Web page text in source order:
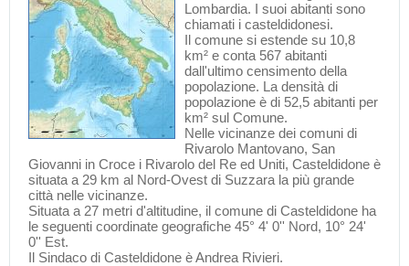
Lombardia. I suoi abitanti sono
chiamati i casteldidonesi.
Il comune si estende su 10,8
km² e conta 567 abitanti
dall'ultimo censimento della
popolazione. La densità di
popolazione è di 52,5 abitanti per
km² sul Comune.
Nelle vicinanze dei comuni di
Rivarolo Mantovano, San
Giovanni in Croce i Rivarolo del Re ed Uniti, Casteldidone è
situata a 29 km al Nord-Ovest di Suzzara la più grande
città nelle vicinanze.
Situata a 27 metri d'altitudine, il comune di Casteldidone ha
le seguenti coordinate geografiche 45° 4' 0'' Nord, 10° 24'
0'' Est.
Il Sindaco di Casteldidone è Andrea Rivieri.